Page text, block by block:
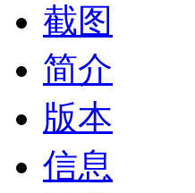
截图
简介
版本
信息